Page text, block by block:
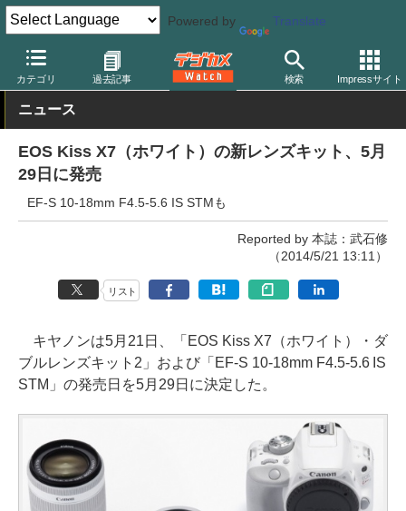
Powered by Translate
カテゴリ 過去記事 検索 Impressサイト
デジカメ Watch カメラ 一眼レフカメラ キヤノン
ニュース
EOS Kiss X7（ホワイト）の新レンズキット、5月
29日に発売
EF-S 10-18mm F4.5-5.6 IS STMも
Reported by 本誌：武石修
（2014/5/21 13:11）
リスト
キヤノンは5月21日、「EOS Kiss X7（ホワイト）・ダ
ブルレンズキット2」および「EF-S 10-18mm F4.5-5.6 IS
STM」の発売日を5月29日に決定した。